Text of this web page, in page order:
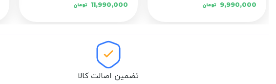
9,990,000 تومان 11,990,000 تومان
تضمین اصالت کالا